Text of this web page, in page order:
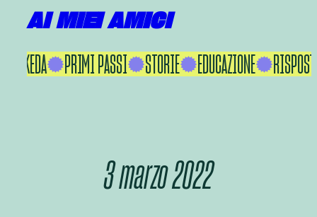
AI MIEI AMICI
IKEDA PRIMI PASSI STORIE EDUCAZIONE
3 marzo 2022